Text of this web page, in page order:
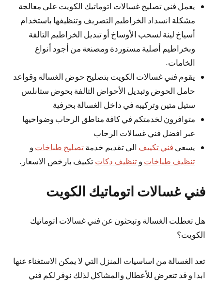
يعمل فني تصليح غسالات اتوماتيك الكويت على معالجة
مشكلة انسداد الخراطيم التصريف وتنظيفها باستخدام
أسياخ لينة لسحب الأوساخ أو تبديل الخراطيم التالفة
وبخراطيم أصلية مستوردة ومصنعة من أجود أنواع
الخامات.
يقوم فني غسالات الكويت بتصليح حوض الغسالة وقواعد
حامل الحوض وتبديل الأحواض التالفة بحوض ستانلس
ستيل متين وتركيبه في داخل الغسالة بحرفية
متوافرون لخدمتكم في كافة مناطق الرحاب وضواحيها
عبر افضل فني غسالات الرحاب
يسعى فني تكييف الى تقديم خدمةتصليح طباخات و
تنظيف طباخات وتنظيف دكات تكييف بارخص الاسعار.
فني غسالات اتوماتيك الكويت
هل تعطلت الغسالة وتبحثون عن فني غسالات اتوماتيك
الكويت؟
تعد الغسالة من اساسيات المنزل التي لا يمكن الاستغناء عنها
ابدا و قد تتعرض للأعطال والمشاكل لذلك نوفر لكم فني